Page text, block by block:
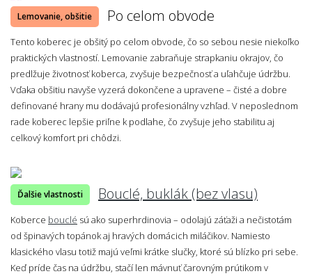
Lemovanie, obšitie Po celom obvode
Tento koberec je obšitý po celom obvode, čo so sebou nesie niekoľko
praktických vlastností. Lemovanie zabraňuje strapkaniu okrajov, čo
predlžuje životnosť koberca, zvyšuje bezpečnosť a uľahčuje údržbu.
Vďaka obšitiu navyše vyzerá dokončene a upravene – čisté a dobre
definované hrany mu dodávajú profesionálny vzhľad. V neposlednom
rade koberec lepšie priľne k podlahe, čo zvyšuje jeho stabilitu aj
celkový komfort pri chôdzi.
Ďalšie vlastnosti Bouclé, buklák (bez vlasu)
Koberce bouclé sú ako superhrdinovia – odolajú záťaži a nečistotám
od špinavých topánok aj hravých domácich miláčikov. Namiesto
klasického vlasu totiž majú veľmi krátke slučky, ktoré sú blízko pri sebe.
Keď príde čas na údržbu, stačí len mávnuť čarovným prútikom v